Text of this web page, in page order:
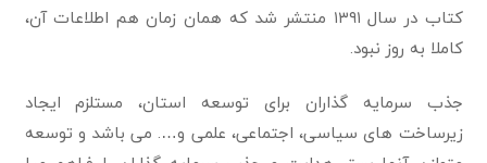
کتاب در سال ۱۳۹۱ منتشر شد که همان زمان هم اطلاعات آن،
کاملا به روز نبود.
جذب سرمایه گذاران برای توسعه استان، مستلزم ایجاد
زیرساخت های سیاسی، اجتماعی، علمی و…. می باشد و توسعه